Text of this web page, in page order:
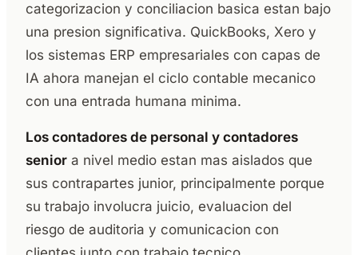
categorizacion y conciliacion basica estan bajo
una presion significativa. QuickBooks, Xero y
los sistemas ERP empresariales con capas de
IA ahora manejan el ciclo contable mecanico
con una entrada humana minima.
Los contadores de personal y contadores
senior a nivel medio estan mas aislados que
sus contrapartes junior, principalmente porque
su trabajo involucra juicio, evaluacion del
riesgo de auditoria y comunicacion con